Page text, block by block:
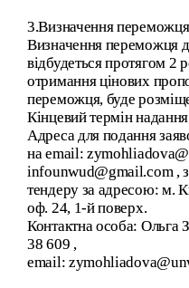
3.Визначення
Визначення переможця
відбудеться протягом 2
отримання цінових
переможця, буде
Кінцевий термін
Адреса для подання
на еmail:
infounwud@gmail.com ,
тендеру за адресою: м.
оф. 24, 1-й поверх.
Контактна особа: Ольга
38 609 ,
еmail: